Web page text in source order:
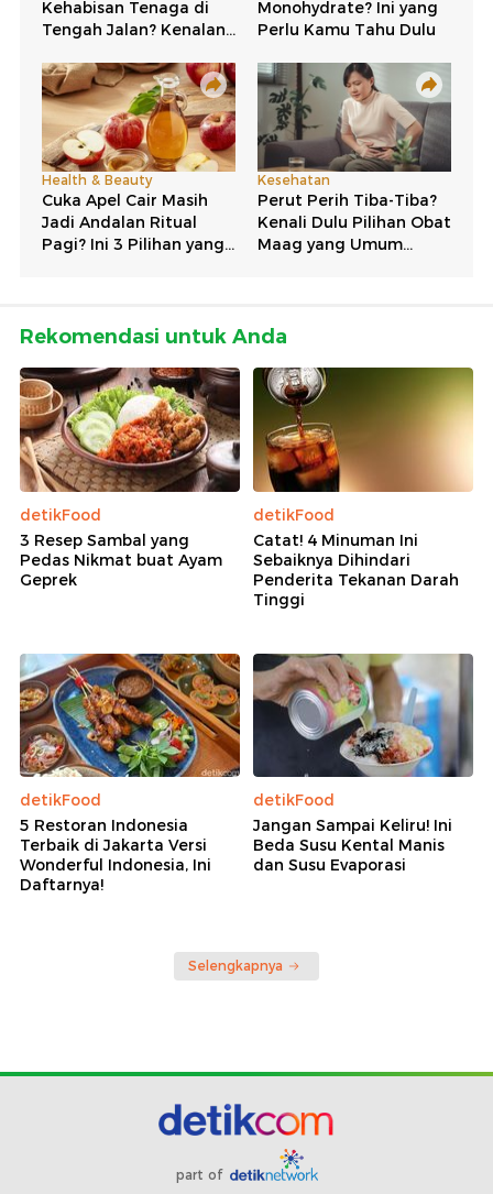
Rekomendasi untuk Anda
detikFood
3 Resep Sambal yang
Pedas Nikmat buat Ayam
Geprek
detikFood
Catat! 4 Minuman Ini
Sebaiknya Dihindari
Penderita Tekanan Darah
Tinggi
detikFood
5 Restoran Indonesia
Terbaik di Jakarta Versi
Wonderful Indonesia, Ini
Daftarnya!
detikFood
Jangan Sampai Keliru! Ini
Beda Susu Kental Manis
dan Susu Evaporasi
Selengkapnya
part of